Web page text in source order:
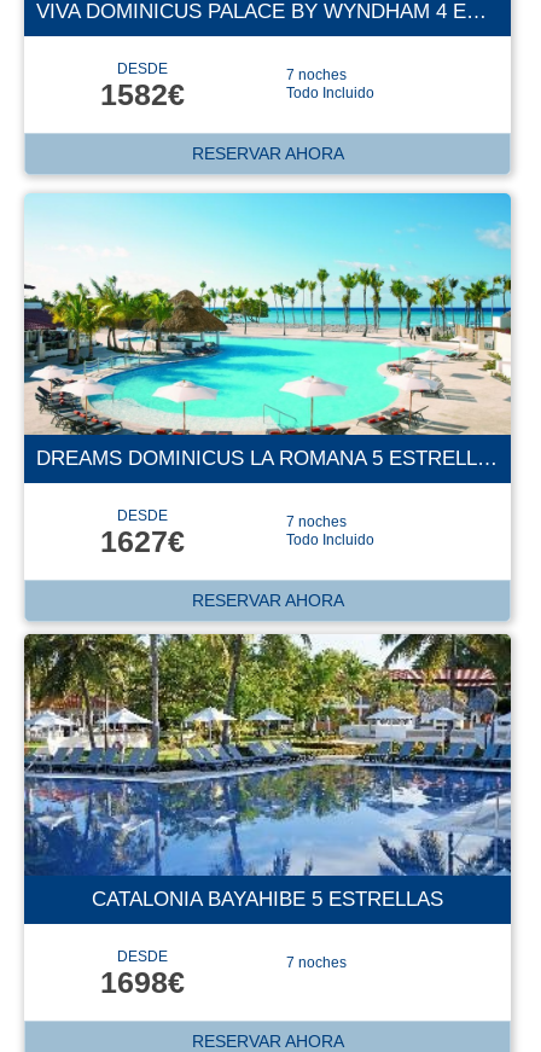
VIVA DOMINICUS PALACE BY WYNDHAM 4 ESTRELLAS
DESDE
1582€
7 noches
Todo Incluido
RESERVAR AHORA
DREAMS DOMINICUS LA ROMANA 5 ESTRELLAS
DESDE
1627€
7 noches
Todo Incluido
RESERVAR AHORA
CATALONIA BAYAHIBE 5 ESTRELLAS
DESDE
1698€
7 noches
RESERVAR AHORA